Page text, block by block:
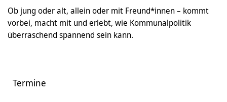
Ob jung oder alt, allein oder mit Freund*innen – kommt
vorbei, macht mit und erlebt, wie Kommunalpolitik
überraschend spannend sein kann.
Termine